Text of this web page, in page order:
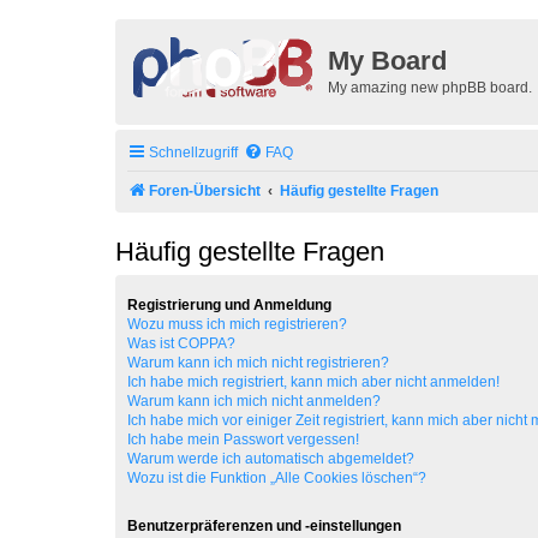
My Board
My amazing new phpBB board.
Schnellzugriff FAQ
Foren-Übersicht Häufig gestellte Fragen
Häufig gestellte Fragen
Registrierung und Anmeldung
Wozu muss ich mich registrieren?
Was ist COPPA?
Warum kann ich mich nicht registrieren?
Ich habe mich registriert, kann mich aber nicht anmelden!
Warum kann ich mich nicht anmelden?
Ich habe mich vor einiger Zeit registriert, kann mich aber nicht
Ich habe mein Passwort vergessen!
Warum werde ich automatisch abgemeldet?
Wozu ist die Funktion „Alle Cookies löschen“?
Benutzerpräferenzen und -einstellungen